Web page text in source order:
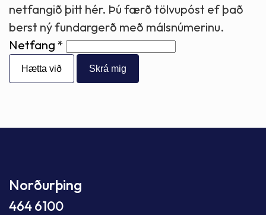
netfangið þitt hér. Þú færð tölvupóst ef það
berst ný fundargerð með málsnúmerinu.
Netfang
Hætta við
Norðurþing
464 6100